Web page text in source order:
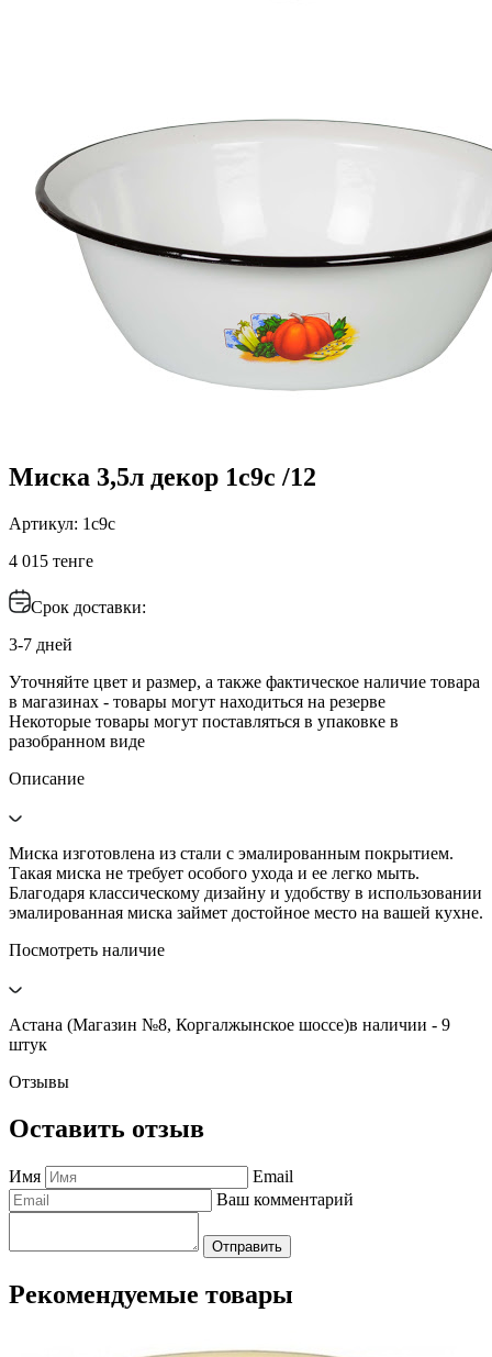
Миска 3,5л декор 1с9с /12
Артикул: 1с9с
4 015 тенге
Срок доставки:
3-7 дней
Уточняйте цвет и размер, а также фактическое наличие товара
в магазинах - товары могут находиться на резерве
Некоторые товары могут поставляться в упаковке в
разобранном виде
Описание
Миска изготовлена из стали с эмалированным покрытием.
Такая миска не требует особого ухода и ее легко мыть.
Благодаря классическому дизайну и удобству в использовании
эмалированная миска займет достойное место на вашей кухне.
Посмотреть наличие
Астана (Магазин №8, Коргалжынское шоссе)в наличии - 9
штук
Отзывы
Оставить отзыв
Имя
Email
Ваш комментарий
Отправить
Рекомендуемые товары